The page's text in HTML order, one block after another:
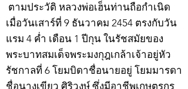
ตามประวัติ หลวงพ่อเฮ็นท่านถือกำเนิด
เมื่อวันเสาร์ที่ 9 ธันวาคม 2454 ตรงกับวัน
แรม 4 ค่ำ เดือน 1 ปีกุน ในรัชสมัยของ
พระบาทสมเด็จพระมงกุฎเกล้าเจ้าอยู่หัว
รัชกาลที่ 6 โยมบิดาชื่อนายอยู่ โยมมารดา
ชื่อนางเขียว ศิริวงษ์ ซึ่งมีอาชีพเกษตรกร